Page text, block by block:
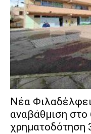
Νέα
αναβάθμιση
χρηματοδότηση